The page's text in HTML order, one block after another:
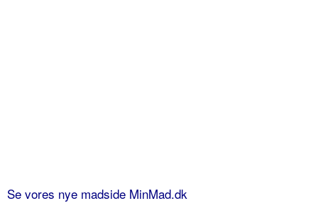
Se vores nye madside MinMad.dk